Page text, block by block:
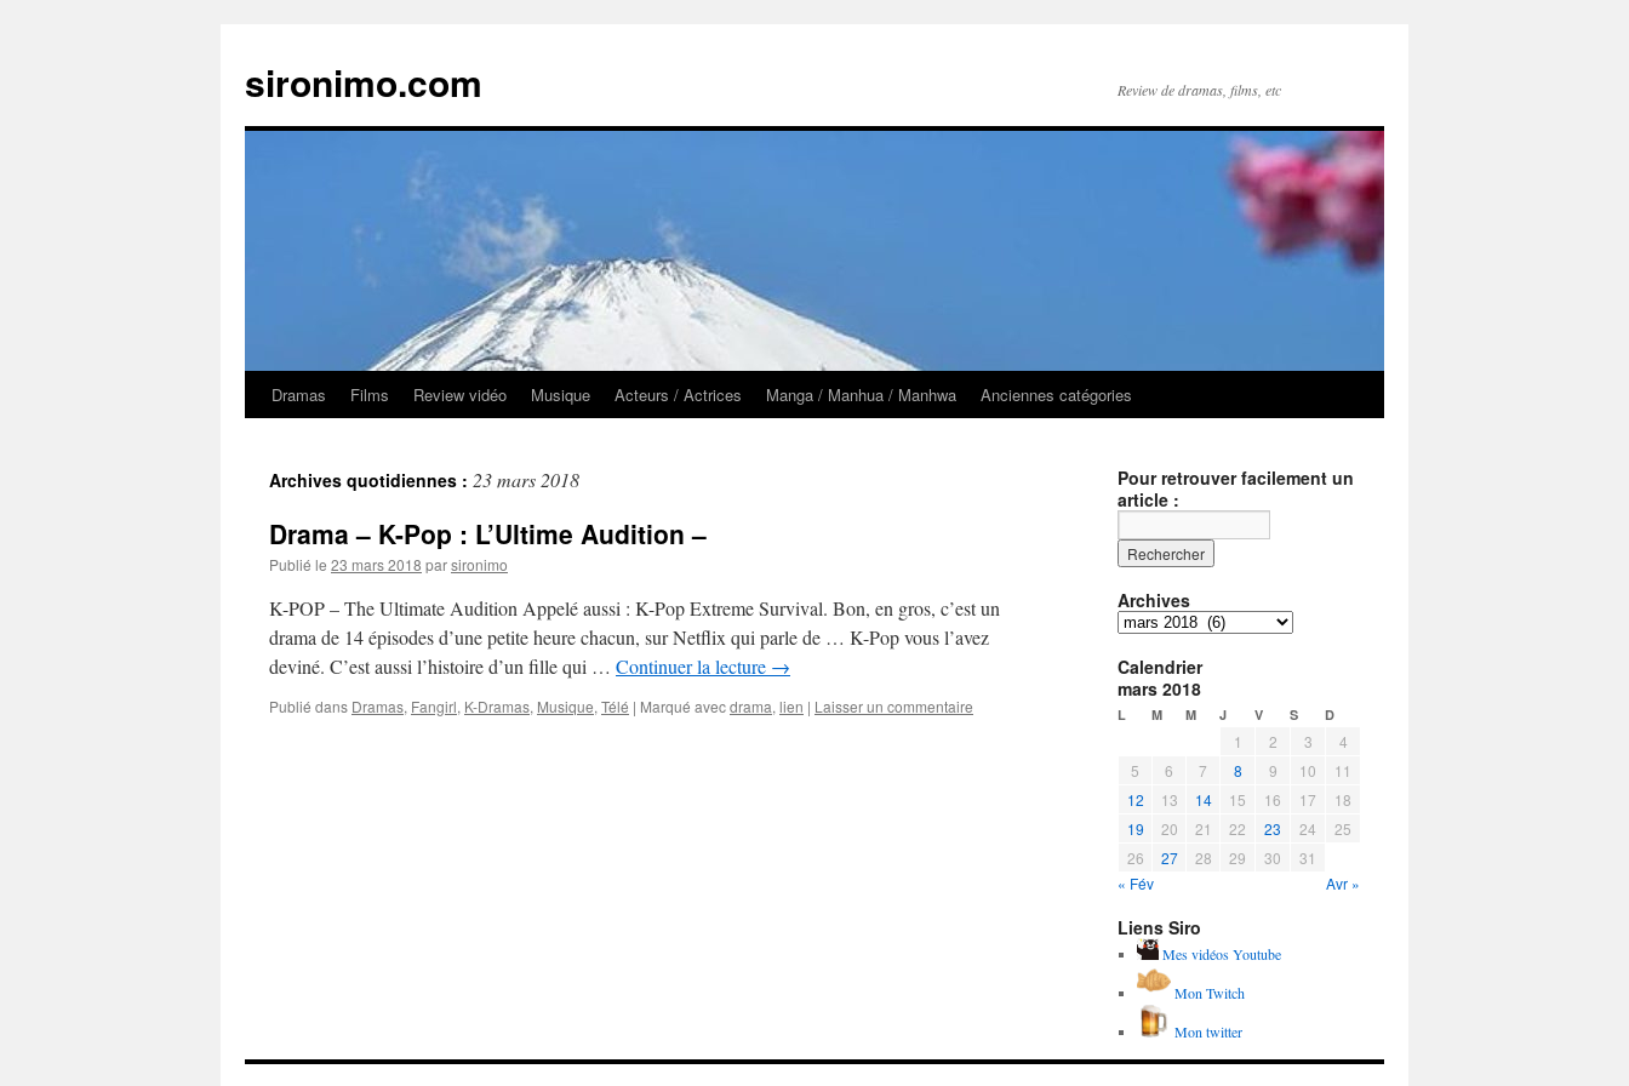
sironimo.com Review de dramas, films, etc
Aller
contenu
Dramas Films Review vidéo Musique Acteurs / Actrices Manga / Manhua / Manhwa Anciennes catégories
Archives quotidiennes : 23 mars 2018
Drama – K-Pop : L’Ultime Audition –
Publié le 23 mars 2018 parsironimo
K-POP – The Ultimate Audition Appelé aussi : K-Pop Extreme Survival. Bon, en gros, c’est un
drama de 14 épisodes d’une petite heure chacun, sur Netflix qui parle de … K-Pop vous l’avez
deviné. C’est aussi l’histoire d’un fille qui … Continuer la lecture →
Publié dans Dramas, Fangirl, K-Dramas, Musique, Télé | Marqué avecdrama, lien | Laisser un commentaire
Pour retrouver facilement un
article :
Archives
Archives
Calendrier
mars 2018
L M M J V S D
1 2 3
4
5
6 7 8 9 10
11
12
13 14 15 16 17
18
19
20 21 22 23 24
25
26
27 28 29 30
31
« Fév
Avr »
Liens Siro
Mes vidéos Youtube
Mon Twitch
Mon twitter